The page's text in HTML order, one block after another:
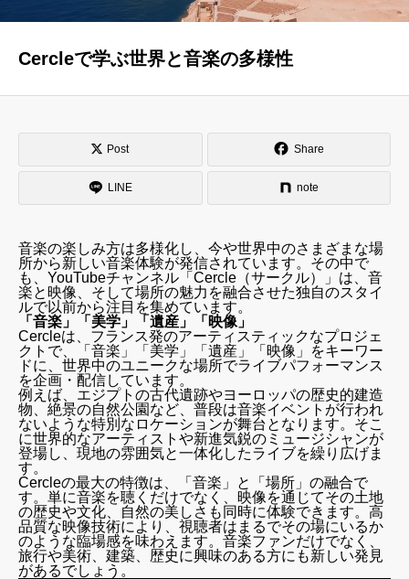
Cercleで学ぶ世界と音楽の多様性
Post Share
LINE note
音楽の楽しみ方は多様化し、今や世界中のさまざまな場
所から新しい音楽体験が発信されています。その中で
も、YouTubeチャンネル「Cercle（サークル）」は、音
楽と映像、そして場所の魅力を融合させた独自のスタイ
ルで以前から注目を集めています。
「音楽」「美学」「遺産」「映像」
Cercleは、フランス発のアーティスティックなプロジェ
クトで、「音楽」「美学」「遺産」「映像」をキーワー
ドに、世界中のユニークな場所でライブパフォーマンス
を企画・配信しています。
例えば、エジプトの古代遺跡やヨーロッパの歴史的建造
物、絶景の自然公園など、普段は音楽イベントが行われ
ないような特別なロケーションが舞台となります。そこ
に世界的なアーティストや新進気鋭のミュージシャンが
登場し、現地の雰囲気と一体化したライブを繰り広げま
す。
Cercleの最大の特徴は、「音楽」と「場所」の融合で
す。単に音楽を聴くだけでなく、映像を通じてその土地
の歴史や文化、自然の美しさも同時に体験できます。高
品質な映像技術により、視聴者はまるでその場にいるか
のような臨場感を味わえます。音楽ファンだけでなく、
旅行や美術、建築、歴史に興味のある方にも新しい発見
があるでしょう。
はじめての方へ 運営会社